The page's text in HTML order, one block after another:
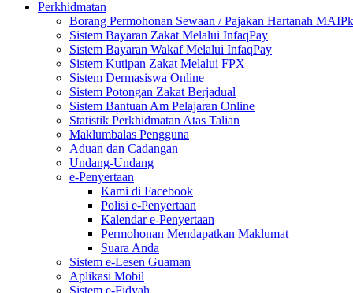
Perkhidmatan
Borang Permohonan Sewaan / Pajakan Hartanah MAIPk
Sistem Bayaran Zakat Melalui InfaqPay
Sistem Bayaran Wakaf Melalui InfaqPay
Sistem Kutipan Zakat Melalui FPX
Sistem Dermasiswa Online
Sistem Potongan Zakat Berjadual
Sistem Bantuan Am Pelajaran Online
Statistik Perkhidmatan Atas Talian
Maklumbalas Pengguna
Aduan dan Cadangan
Undang-Undang
e-Penyertaan
Kami di Facebook
Polisi e-Penyertaan
Kalendar e-Penyertaan
Permohonan Mendapatkan Maklumat
Suara Anda
Sistem e-Lesen Guaman
Aplikasi Mobil
Sistem e-Fidyah